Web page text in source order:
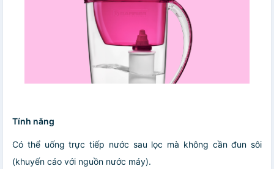
Tính năng
Có thể uống trực tiếp nước sau lọc mà không cần đun sôi
(khuyến cáo với nguồn nước máy).